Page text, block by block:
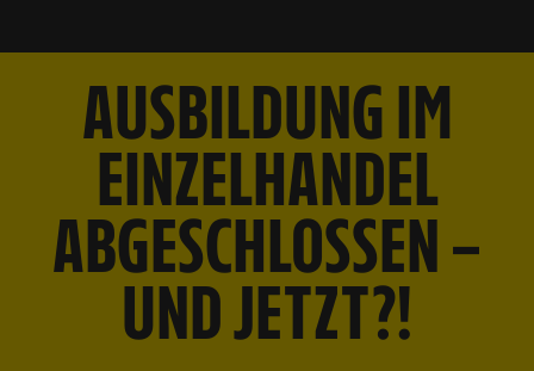
AUSBILDUNG IM
EINZELHANDEL
ABGESCHLOSSEN –
UND JETZT?!